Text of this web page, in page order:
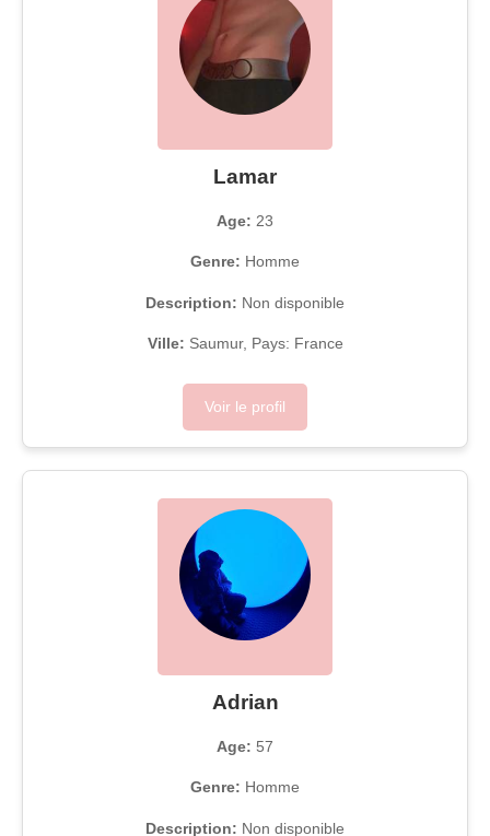
Lamar
Age: 23
Genre: Homme
Description: Non disponible
Ville: Saumur, Pays: France
Voir le profil
Adrian
Age: 57
Genre: Homme
Description: Non disponible